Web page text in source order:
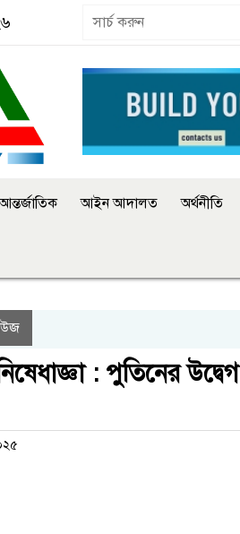
আন্তর্জাতিক আইন আদালত অর্থনীতি
: পুতিনের উদ্বেগ